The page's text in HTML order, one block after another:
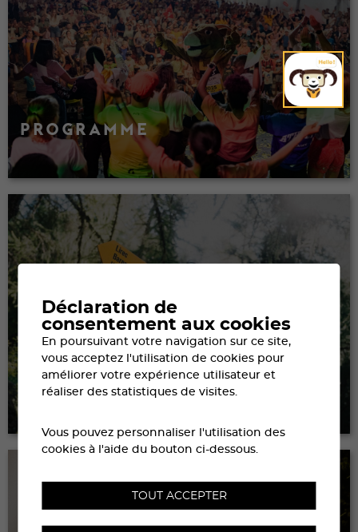
PROGRAMME
MOBILITÉ & ACCÈS
Déclaration de
consentement aux cookies
En poursuivant votre navigation sur ce site,
vous acceptez l'utilisation de cookies pour
améliorer votre expérience utilisateur et
réaliser des statistiques de visites.
Vous pouvez personnaliser l'utilisation des
cookies à l'aide du bouton ci-dessous.
TOUT ACCEPTER